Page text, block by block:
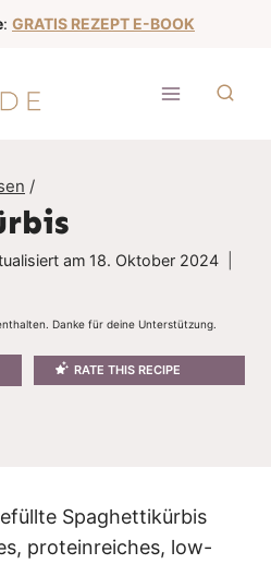
: GRATIS REZEPT E-BOOK
/
am 18. Oktober 2024
Danke für deine Unterstützung.
RATE THIS RECIPE
Spaghettikürbis
proteinreiches, low-